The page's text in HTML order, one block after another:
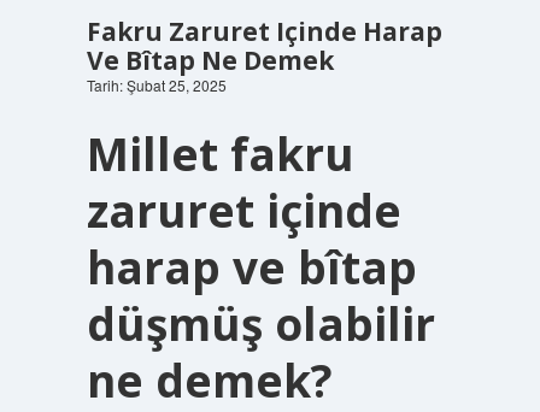
Fakru Zaruret Içinde Harap
Ve Bîtap Ne Demek
Tarih: Şubat 25, 2025
Millet fakru
zaruret içinde
harap ve bîtap
düşmüş olabilir
ne demek?